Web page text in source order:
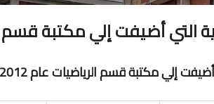
أضيفت إلي مكتبة قسم
إلي مكتبة قسم الرياضيات عام 2012م